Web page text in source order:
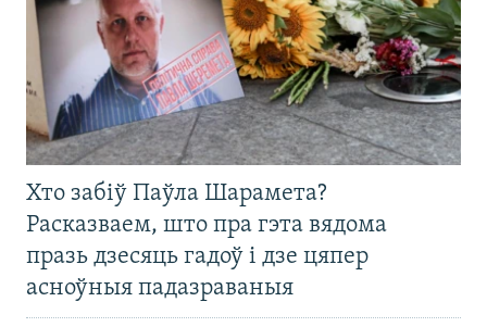
Хто забіў Паўла Шарамета?
Расказваем, што пра гэта вядома
празь дзесяць гадоў і дзе цяпер
асноўныя падазраваныя